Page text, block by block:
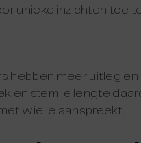
unieke inzichten toe
hebben meer uitleg
en stem je lengte
wie je aanspreekt.